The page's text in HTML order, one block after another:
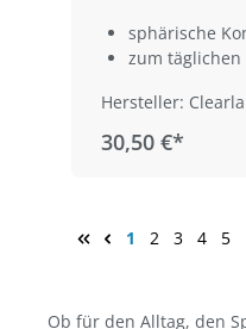
sphärische
zum täglichen
Hersteller:
30,50 €*
1 2 3 4 5
Ob für den Alltag, den